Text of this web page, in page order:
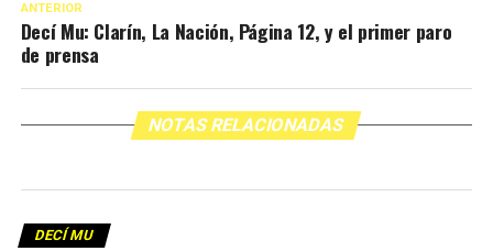
ANTERIOR
Decí Mu: Clarín, La Nación, Página 12, y el primer paro
de prensa
NOTAS RELACIONADAS
DECÍ MU